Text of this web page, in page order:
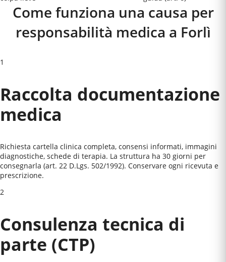
Come funziona una causa per
responsabilità medica a Forlì
1
Raccolta documentazione
medica
Richiesta cartella clinica completa, consensi informati, immagini
diagnostiche, schede di terapia. La struttura ha 30 giorni per
consegnarla (art. 22 D.Lgs. 502/1992). Conservare ogni ricevuta e
prescrizione.
2
Consulenza tecnica di
parte (CTP)